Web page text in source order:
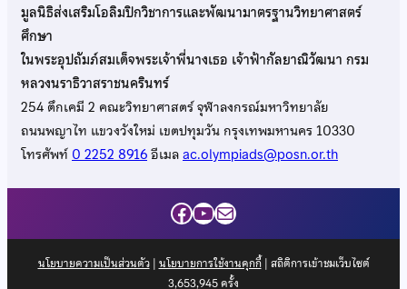
มูลนิธิส่งเสริมโอลิมปิกวิชาการและพัฒนามาตรฐานวิทยาศาสตร์
ศึกษา
ในพระอุปถัมภ์สมเด็จพระเจ้าพี่นางเธอ เจ้าฟ้ากัลยาณิวัฒนา กรม
หลวงนราธิวาสราชนครินทร์
254 ตึกเคมี 2 คณะวิทยาศาสตร์ จุฬาลงกรณ์มหาวิทยาลัย
ถนนพญาไท แขวงวังใหม่ เขตปทุมวัน กรุงเทพมหานคร 10330
โทรศัพท์0 2252 8916อีเมลac.olympiads@posn.or.th
Facebook
YouTube
Mail
นโยบายความเป็นส่วนตัว| นโยบายการใช้งานคุกกี้| สถิติการเข้าชมเว็บไซต์
3,653,945ครั้ง